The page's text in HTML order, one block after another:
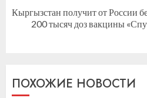
Следующая
запись:
Кыргызстан получит от России
200 тысяч доз вакцины
ПОХОЖИЕ НОВОСТИ